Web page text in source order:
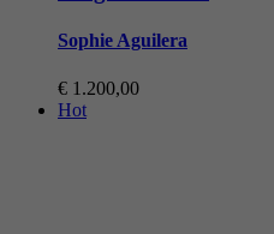
Sophie Aguilera
€ 1.200,00
Hot